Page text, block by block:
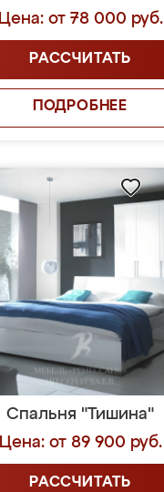
Цена: от 78 000 руб.
РАССЧИТАТЬ
ПОДРОБНЕЕ
Спальня "Тишина"
Цена: от 89 900 руб.
РАССЧИТАТЬ